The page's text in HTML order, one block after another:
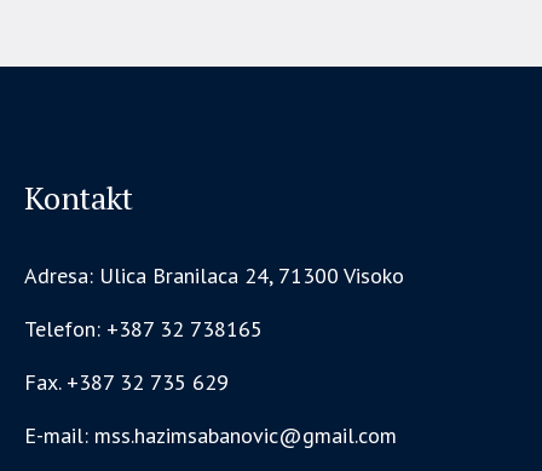
Kontakt
Adresa: Ulica Branilaca 24, 71300 Visoko
Telefon: +387 32 738165
Fax. +387 32 735 629
E-mail: mss.hazimsabanovic@gmail.com